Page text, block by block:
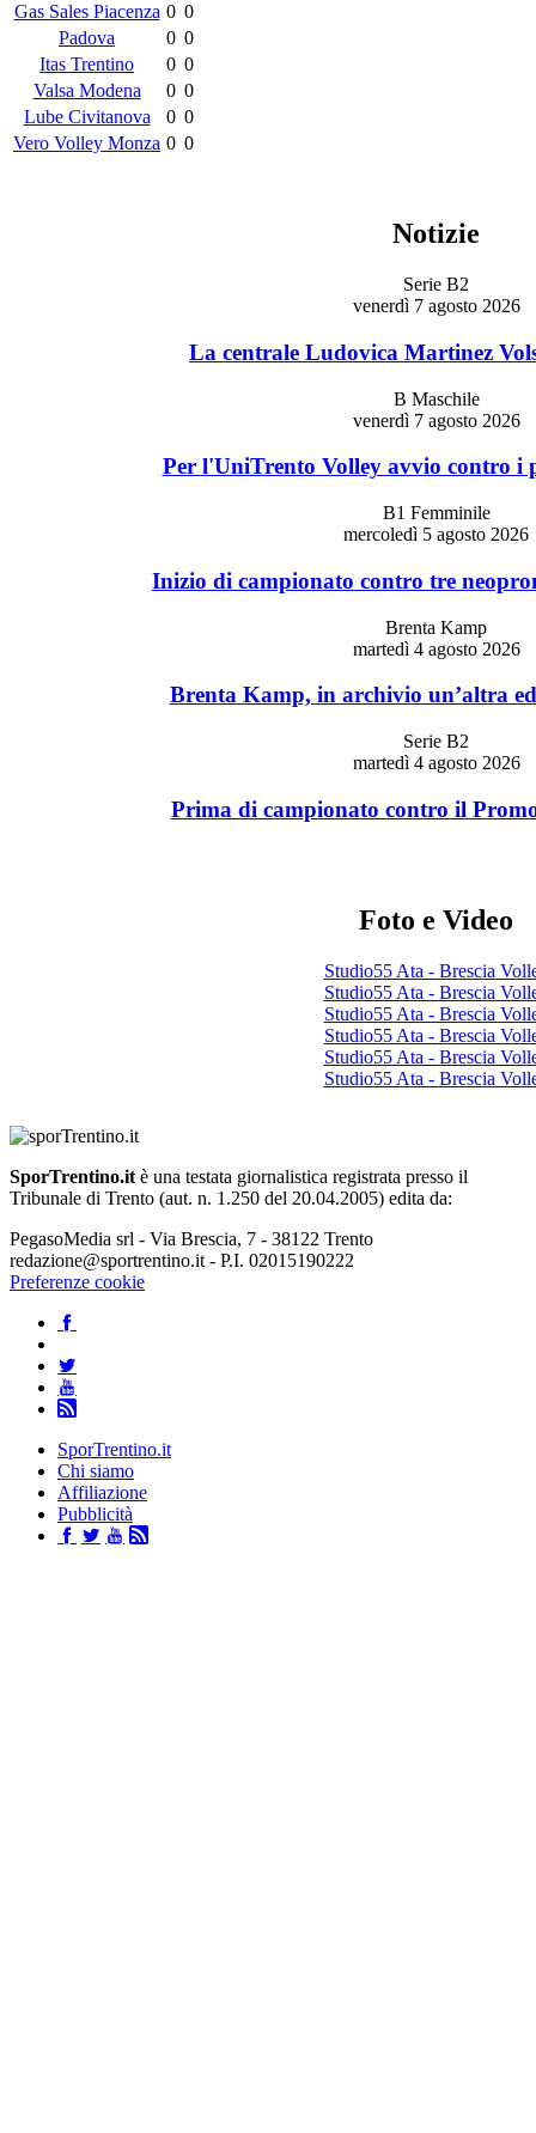
Gas Sales Piacenza 0 0
Padova
0 0
Itas Trentino
0 0
Valsa Modena
0 0
Lube Civitanova
0 0
Vero Volley Monza 0 0
Notizie
Serie B2
venerdì 7 agosto 2026
La centrale Ludovica Martinez
B Maschile
venerdì 7 agosto 2026
Per l'UniTrento Volley avvio contro i
B1 Femminile
mercoledì 5 agosto 2026
Inizio di campionato contro tre
Brenta Kamp
martedì 4 agosto 2026
Brenta Kamp, in archivio un’altra
Serie B2
martedì 4 agosto 2026
Prima di campionato contro il
Foto e Video
Studio55 Ata - Brescia
Studio55 Ata - Brescia
Studio55 Ata - Brescia
Studio55 Ata - Brescia
Studio55 Ata - Brescia
Studio55 Ata - Brescia
SporTrentino.it è una testata giornalistica registrata presso il
Tribunale di Trento (aut. n. 1.250 del 20.04.2005) edita da:
PegasoMedia srl - Via Brescia, 7 - 38122 Trento
redazione@sportrentino.it - P.I. 02015190222
Preferenze cookie
SporTrentino.it
Chi siamo
Affiliazione
Pubblicità